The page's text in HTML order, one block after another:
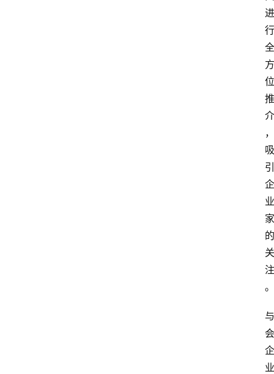
进
行
全
方
位
推
介
，
吸
引
企
业
家
的
关
注
。
与
会
企
业